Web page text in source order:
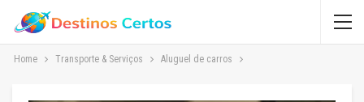
Home Transporte & Serviços Aluguel de carros